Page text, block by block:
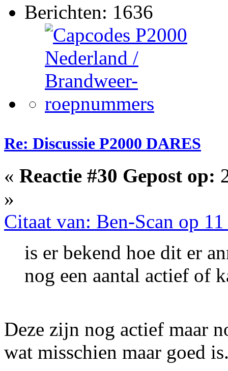
Berichten: 1636
Re: Discussie P2000 DARES
« Reactie #30 Gepost op:
»
Citaat van: Ben-Scan op
is er bekend hoe dit er
nog een aantal actief of
Deze zijn nog actief maar
wat misschien maar goed